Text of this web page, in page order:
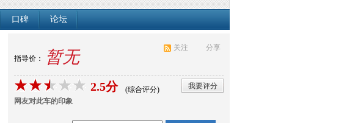
口碑 论坛
指导价： 暂无 关注 分享
2.5分 (综合评分)
我要评分
网友对此车的印象